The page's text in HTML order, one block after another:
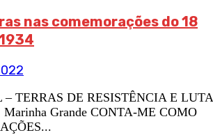
nas comemorações do 18
– TERRAS DE RESISTÊNCIA E LUTA
Marinha Grande CONTA-ME COMO